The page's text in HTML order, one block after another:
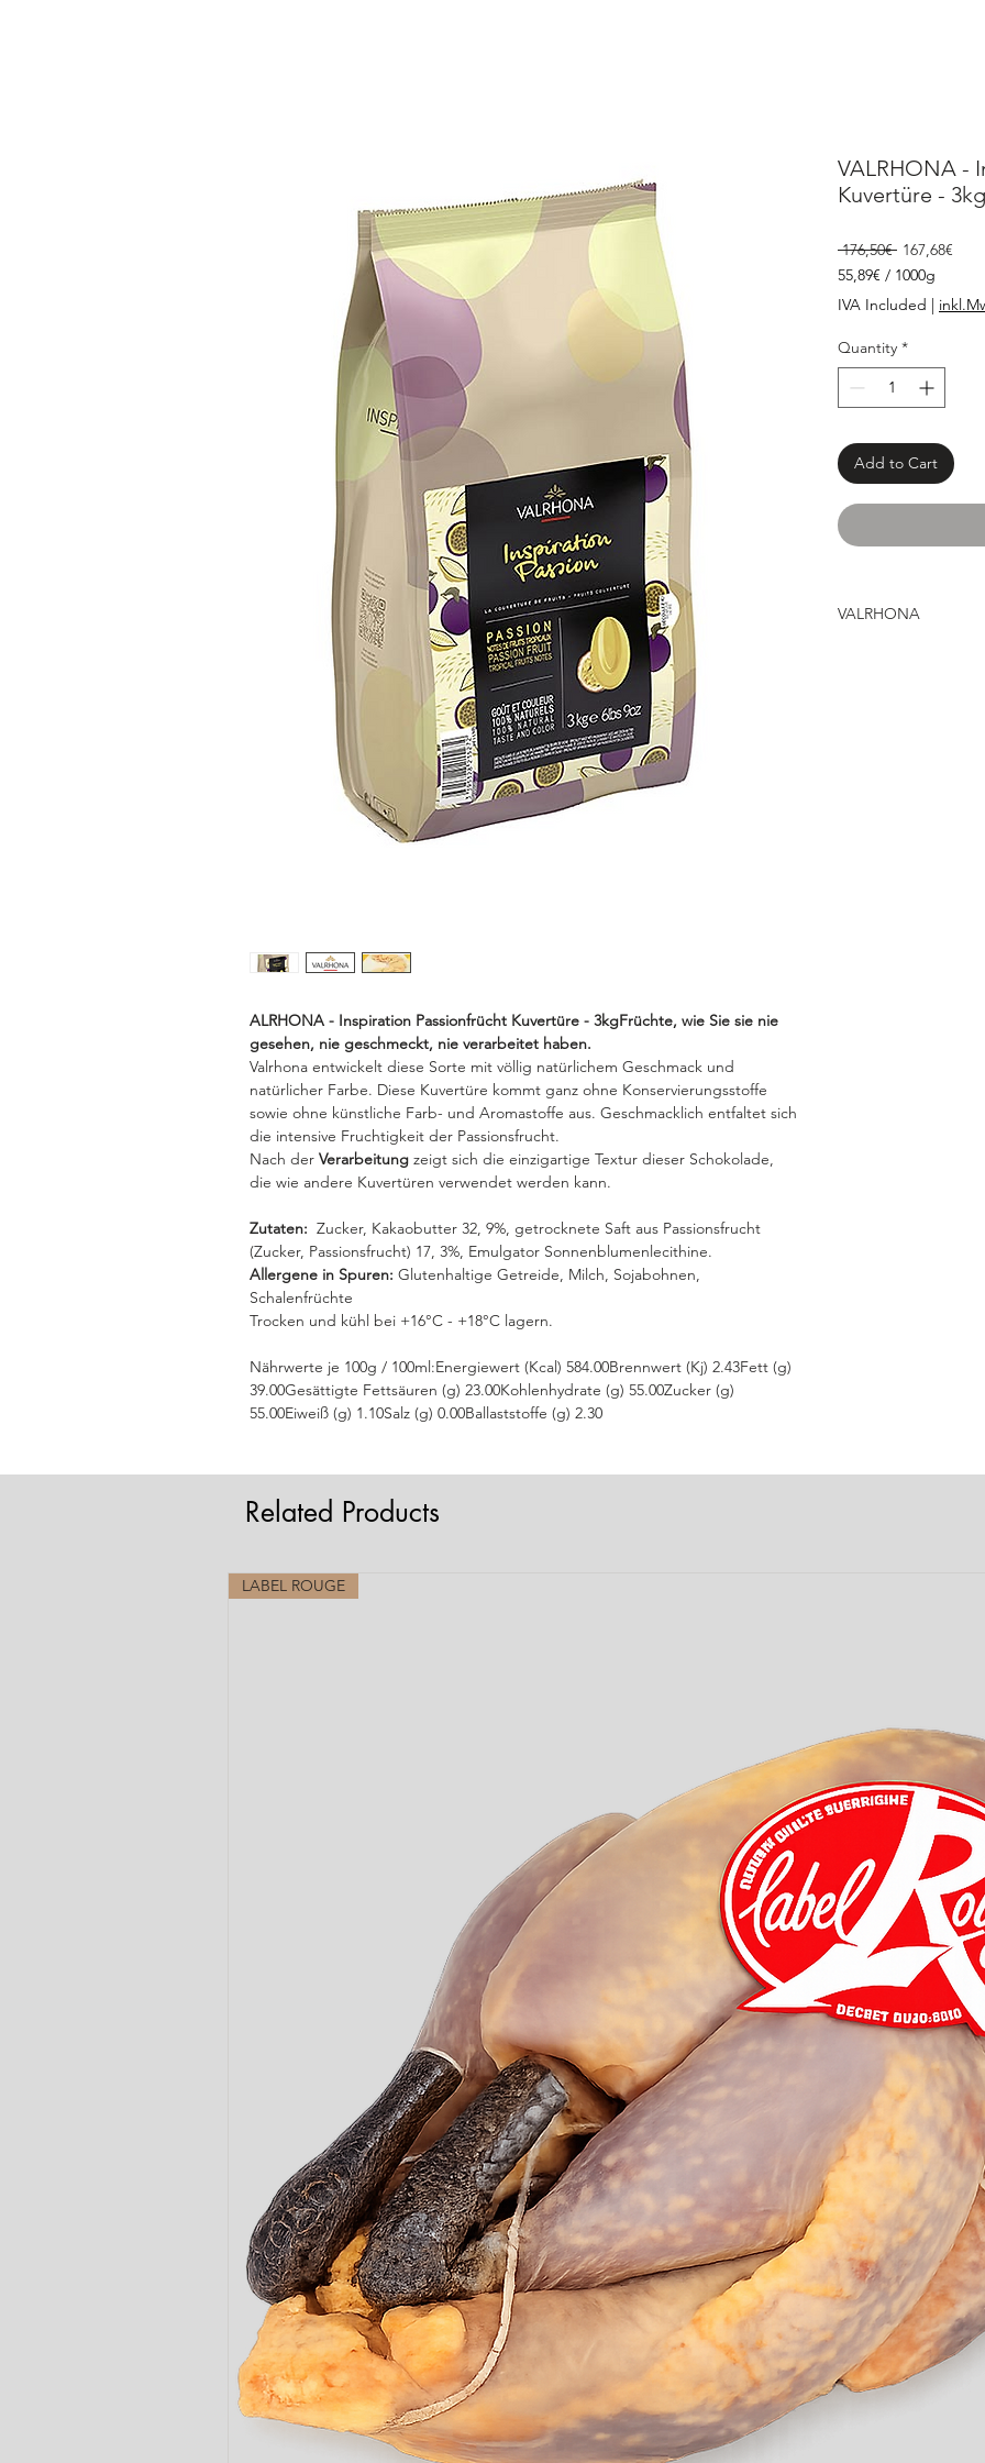
ALRHONA - Inspiration Passionfrücht Kuvertüre - 3kgFrüchte, wie Sie sie nie
gesehen, nie geschmeckt, nie verarbeitet haben.
Valrhona entwickelt diese Sorte mit völlig natürlichem Geschmack und
natürlicher Farbe. Diese Kuvertüre kommt ganz ohne Konservierungsstoffe
sowie ohne künstliche Farb- und Aromastoffe aus. Geschmacklich entfaltet sich
die intensive Fruchtigkeit der Passionsfrucht.
Nach der Verarbeitung zeigt sich die einzigartige Textur dieser Schokolade,
die wie andere Kuvertüren verwendet werden kann.
Zutaten: Zucker, Kakaobutter 32, 9%, getrocknete Saft aus Passionsfrucht
(Zucker, Passionsfrucht) 17, 3%, Emulgator Sonnenblumenlecithine.
Allergene in Spuren: Glutenhaltige Getreide, Milch, Sojabohnen,
Schalenfrüchte
Trocken und kühl bei +16°C - +18°C lagern.
Nährwerte je 100g / 100ml:Energiewert (Kcal) 584.00Brennwert (Kj) 2.43Fett (g)
39.00Gesättigte Fettsäuren (g) 23.00Kohlenhydrate (g) 55.00Zucker (g)
55.00Eiweiß (g) 1.10Salz (g) 0.00Ballaststoffe (g) 2.30
VALRHONA -
Kuvertüre - 3kg
176,50€ Regular
Price
167,68€
55,89€ / 1000g
55,89€
per
1000
Grams
IVA Included |
Quantity *
Add to Cart
VALRHONA
Related Products
LABEL ROUGE